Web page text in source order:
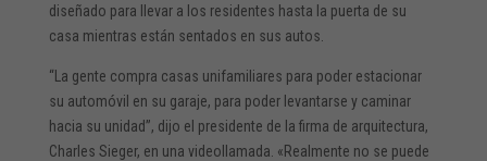
diseñado para llevar a los residentes hasta la puerta de su
casa mientras están sentados en sus autos.
“La gente compra casas unifamiliares para poder estacionar
su automóvil en su garaje, para poder levantarse y caminar
hacia su unidad”, dijo el presidente de la firma de arquitectura,
Charles Sieger, en una videollamada. «Realmente no se puede